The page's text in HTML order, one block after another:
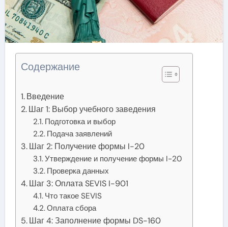
Содержание
Введение
Шаг 1: Выбор учебного заведения
Подготовка и выбор
Подача заявлений
Шаг 2: Получение формы I-20
Утверждение и получение формы I-20
Проверка данных
Шаг 3: Оплата SEVIS I-901
Что такое SEVIS
Оплата сбора
Шаг 4: Заполнение формы DS-160